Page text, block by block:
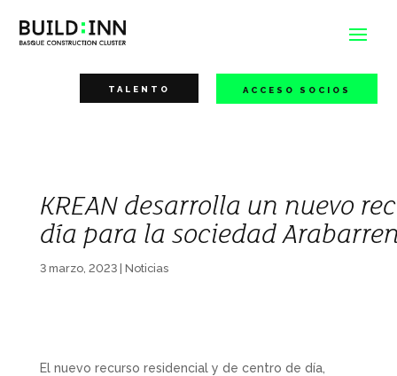
TALENTO ACCESO SOCIOS
KREAN desarrolla un nuevo
día para la sociedad
3 marzo, 2023| Noticias
El nuevo recurso residencial y de centro de día,